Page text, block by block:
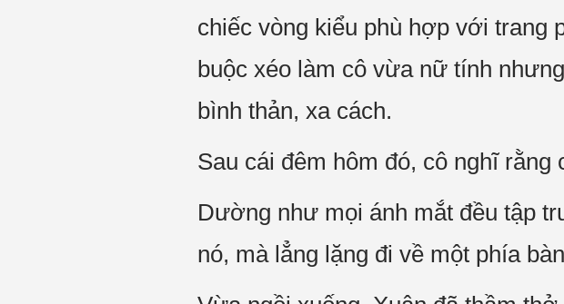
chiếc vòng kiểu phù hợp với trang
buộc xéo làm cô vừa nữ tính
bình thản, xa cách.
Sau cái đêm hôm đó, cô nghĩ
Dường như mọi ánh mắt đều tập
nó, mà lẳng lặng đi về một phía